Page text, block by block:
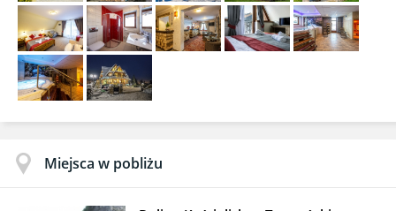
Miejsca w pobliżu